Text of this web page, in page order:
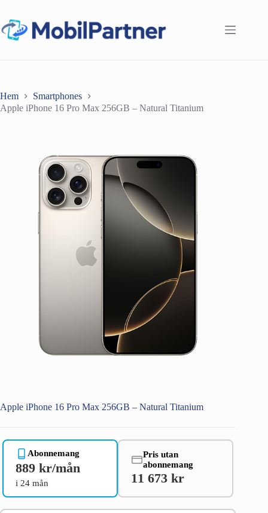
innehåll
Hem
Smartphones
Apple iPhone 16 Pro Max 256GB – Natural Titanium
Apple iPhone 16 Pro Max 256GB – Natural Titanium
Abonnemang
889 kr/mån
i 24 mån
Pris utan
abonnemang
11 673 kr